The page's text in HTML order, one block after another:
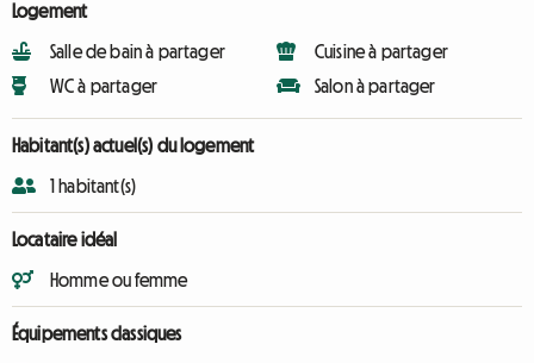
Logement
Salle de bain à partager
WC à partager
Cuisine à partager
Salon à partager
Habitant(s) actuel(s) du logement
1 habitant(s)
Locataire idéal
Homme ou femme
Équipements classiques